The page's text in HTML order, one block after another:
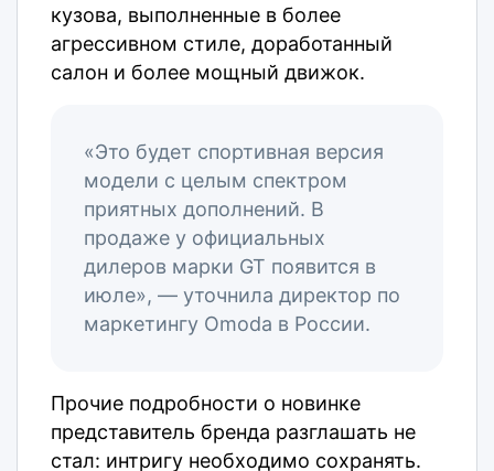
кузова, выполненные в более
агрессивном стиле, доработанный
салон и более мощный движок.
«Это будет спортивная версия
модели с целым спектром
приятных дополнений. В
продаже у официальных
дилеров марки GT появится в
июле», — уточнила директор по
маркетингу Omoda в России.
Прочие подробности о новинке
представитель бренда разглашать не
стал: интригу необходимо сохранять.